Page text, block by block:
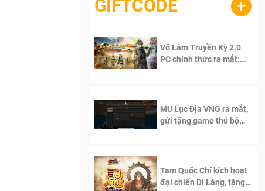
GIFTCODE +
Võ Lâm Truyền Kỳ 2.0
PC chính thức ra mắt:
MU Lục Địa VNG ra mắt,
gửi tặng game thủ bộ
Tam Quốc Chí kích hoạt
đại chiến Di Lăng, tặng